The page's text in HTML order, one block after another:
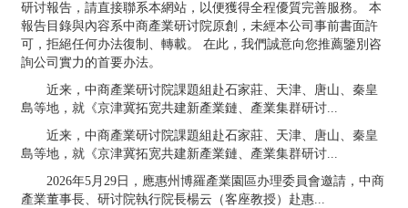
研讨報告，請直接聯系本網站，以便獲得全程優質完善服務。 本
報告目錄與內容系中商產業研讨院原創，未經本公司事前書面許
可，拒絕任何办法復制、轉載。 在此，我們誠意向您推薦鑒別咨
詢公司實力的首要办法。
近来，中商產業研讨院課題組赴石家莊、天津、唐山、秦皇
島等地，就《京津冀拓宽共建新產業鏈、產業集群研讨...
近来，中商產業研讨院課題組赴石家莊、天津、唐山、秦皇
島等地，就《京津冀拓宽共建新產業鏈、產業集群研讨...
2026年5月29日，應惠州博羅產業園區办理委員會邀請，中商
產業董事長、研讨院執行院長楊云（客座教授）赴惠...